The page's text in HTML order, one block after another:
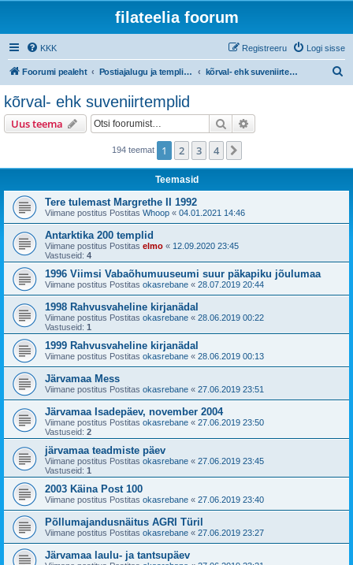
filateelia foorum
KKK Logi sisse
Registreeru
Foorumi pealeht Postiajalugu ja templijäljendite kogumine kõrval- ehk suveniirtemplid
kõrval- ehk suveniirtemplid
Uus teema Otsi
194 teemat 1 2 3 4
Teemasid
Tere tulemast Margrethe II 1992
Viimane postitus Postitas Whoop « 04.01.2021 14:46
Antarktika 200 templid
Viimane postitus Postitas elmo « 12.09.2020 23:45
Vastuseid: 4
1996 Viimsi Vabaõhumuuseumi suur päkapiku jõulumaa
Viimane postitus Postitas okasrebane « 28.07.2019 20:44
1998 Rahvusvaheline kirjanädal
Viimane postitus Postitas okasrebane « 28.06.2019 00:22
Vastuseid: 1
1999 Rahvusvaheline kirjanädal
Viimane postitus Postitas okasrebane « 28.06.2019 00:13
Järvamaa Mess
Viimane postitus Postitas okasrebane « 27.06.2019 23:51
Järvamaa Isadepäev, november 2004
Viimane postitus Postitas okasrebane « 27.06.2019 23:50
Vastuseid: 2
järvamaa teadmiste päev
Viimane postitus Postitas okasrebane « 27.06.2019 23:45
Vastuseid: 1
2003 Käina Post 100
Viimane postitus Postitas okasrebane « 27.06.2019 23:40
Põllumajandusnäitus AGRI Türil
Viimane postitus Postitas okasrebane « 27.06.2019 23:27
Järvamaa laulu- ja tantsupäev